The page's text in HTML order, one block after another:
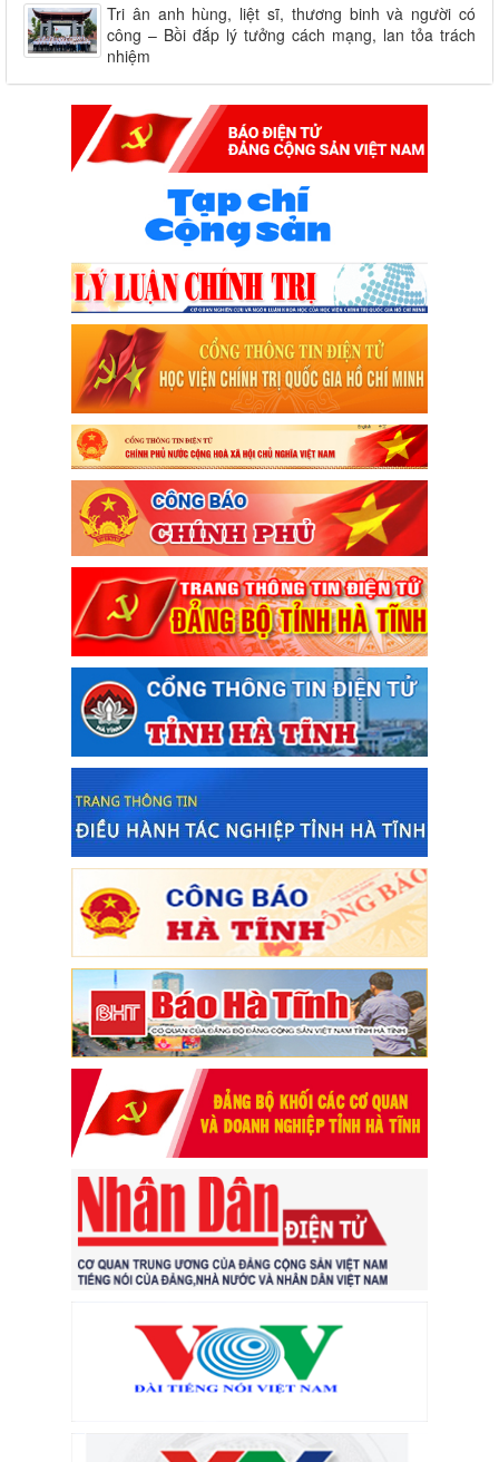
Tri ân anh hùng, liệt sĩ, thương binh và người có
công – Bồi đắp lý tưởng cách mạng, lan tỏa trách
nhiệm